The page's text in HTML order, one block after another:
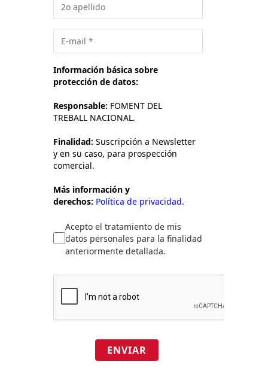
Información básica sobre
protección de datos:
Responsable: FOMENT DEL
TREBALL NACIONAL.
Finalidad: Suscripción a Newsletter
y en su caso, para prospección
comercial.
Más información y
derechos: Política de privacidad.
Acepto el tratamiento de mis
datos personales para la finalidad
anteriormente detallada.
ENVIAR